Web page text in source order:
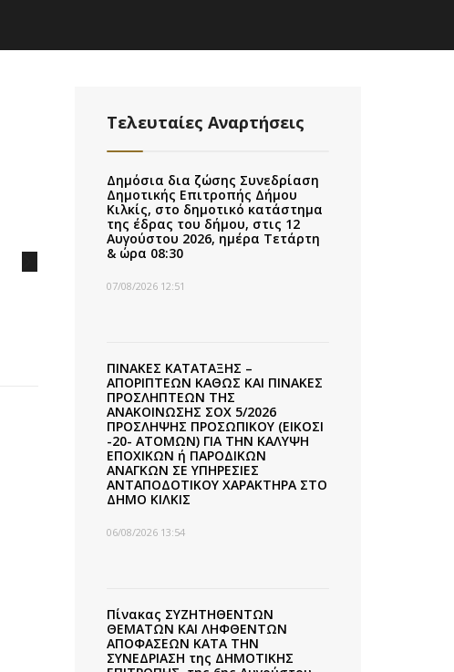
Τελευταίες Αναρτήσεις
Δημόσια δια ζώσης Συνεδρίαση
Δημοτικής Επιτροπής Δήμου
Κιλκίς, στο δημοτικό κατάστημα
της έδρας του δήμου, στις 12
Αυγούστου 2026, ημέρα Τετάρτη
& ώρα 08:30
07/08/2026 12:51
ΠΙΝΑΚΕΣ ΚΑΤΑΤΑΞΗΣ –
ΑΠΟΡΙΠΤΕΩΝ ΚΑΘΩΣ ΚΑΙ ΠΙΝΑΚΕΣ
ΠΡΟΣΛΗΠΤΕΩΝ ΤΗΣ
ΑΝΑΚΟΙΝΩΣΗΣ ΣΟΧ 5/2026
ΠΡΟΣΛΗΨΗΣ ΠΡΟΣΩΠΙΚΟΥ (ΕΙΚΟΣΙ
-20- ΑΤΟΜΩΝ) ΓΙΑ ΤΗΝ ΚΑΛΥΨΗ
ΕΠΟΧΙΚΩΝ ή ΠΑΡΟΔΙΚΩΝ
ΑΝΑΓΚΩΝ ΣΕ ΥΠΗΡΕΣΙΕΣ
ΑΝΤΑΠΟΔΟΤΙΚΟΥ ΧΑΡΑΚΤΗΡΑ ΣΤΟ
ΔΗΜΟ ΚΙΛΚΙΣ
06/08/2026 13:54
Πίνακας ΣΥΖΗΤΗΘΕΝΤΩΝ
ΘΕΜΑΤΩΝ ΚΑΙ ΛΗΦΘΕΝΤΩΝ
ΑΠΟΦΑΣΕΩΝ ΚΑΤΑ ΤΗΝ
ΣΥΝΕΔΡΙΑΣΗ της ΔΗΜΟΤΙΚΗΣ